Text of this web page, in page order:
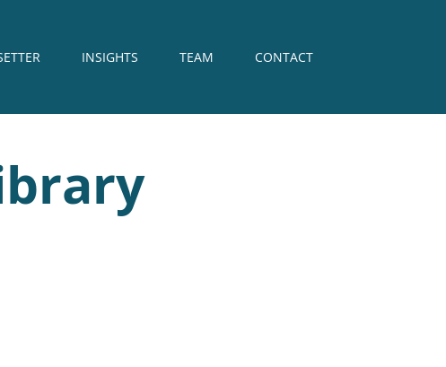
INSIGHTS TEAM CONTACT